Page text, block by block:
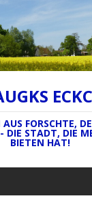
FORSCHTE,
DIE STADT, DIE
BIETEN HAT!